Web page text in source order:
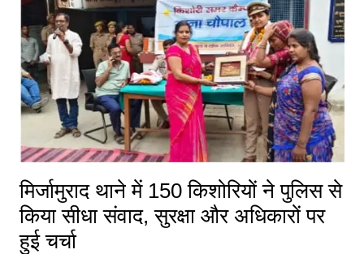
मिर्जामुराद थाने में 150 किशोरियों ने पुलिस से
किया सीधा संवाद, सुरक्षा और अधिकारों पर
हुई चर्चा